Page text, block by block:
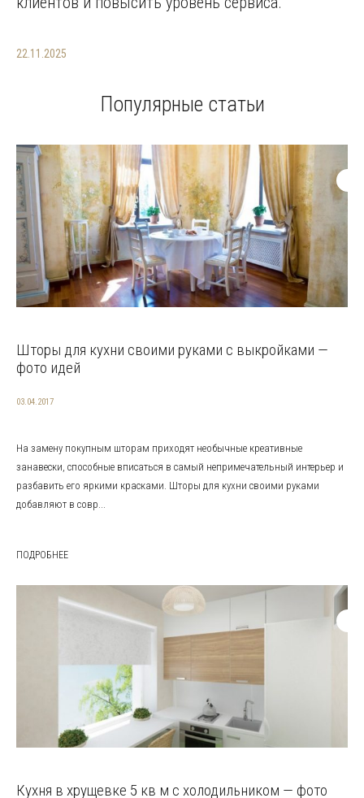
22.11.2025
Популярные статьи
Шторы для кухни своими руками с выкройками —
фото идей
03.04.2017
На замену покупным шторам приходят необычные креативные
занавески, способные вписаться в самый непримечательный интерьер и
разбавить его яркими красками. Шторы для кухни своими руками
добавляют в совр...
ПОДРОБНЕЕ
Кухня в хрущевке 5 кв м с холодильником — фото